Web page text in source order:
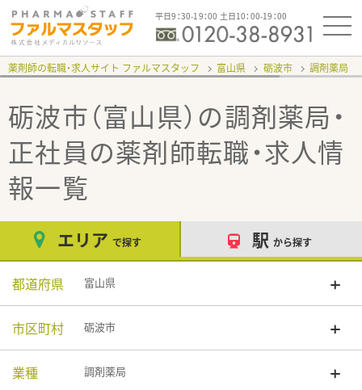
平日9：30-19：00 土日10：00-19：00
薬剤師の転職・求人サイト ファルマスタッフ 富山県 砺波市 調剤薬局
砺波市（富山県）の調剤薬局・
正社員の薬剤師転職・求人情
報一覧
エリア で探す 駅 から探す
都道府県 富山県
市区町村 砺波市
業種 調剤薬局